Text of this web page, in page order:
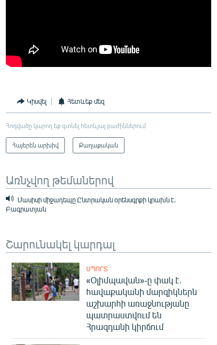
Կիսվել Հետևեք մեզ
Հոդվածը կարող եք գտնել հետևյալ բաժիններում
Հայերեն արխիվ Քաղաքական
Առնչվող թեմաներով
Մասիսի միջադեպը Ընտրական օրենսգրքի կրախն է․
Բագրատյան
Շարունակել կարդալ
ՍՊՈՐՏ
«Օլիմպավան»-ը փակ է.
հավաքականի մարզիկներն
աշխարհի առաջնությանը
պատրաստվում են
Հրազդանի կիրճում